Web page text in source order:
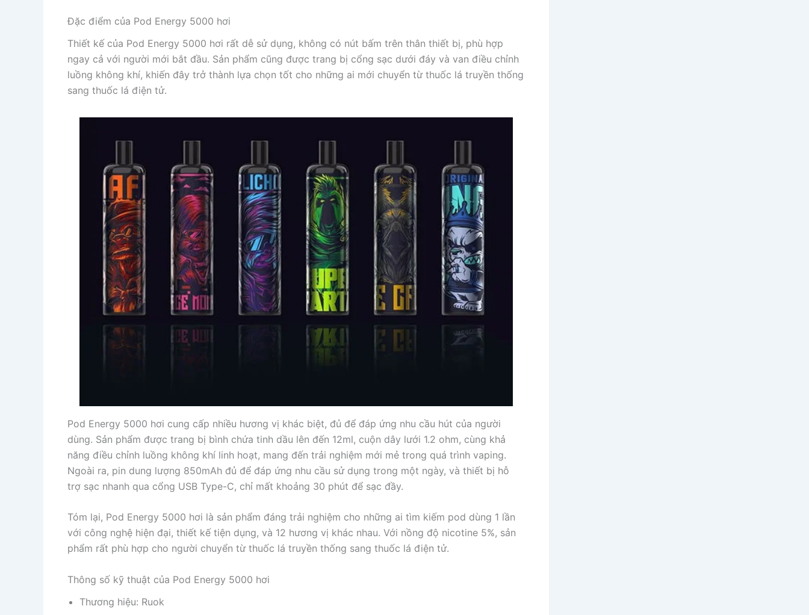
Đặc điểm của Pod Energy 5000 hơi
Thiết kế của Pod Energy 5000 hơi rất dễ sử dụng, không có nút bấm trên thân thiết bị, phù hợp
ngay cả với người mới bắt đầu. Sản phẩm cũng được trang bị cổng sạc dưới đáy và van điều chỉnh
luồng không khí, khiến đây trở thành lựa chọn tốt cho những ai mới chuyển từ thuốc lá truyền thống
sang thuốc lá điện tử.
Pod Energy 5000 hơi cung cấp nhiều hương vị khác biệt, đủ để đáp ứng nhu cầu hút của người
dùng. Sản phẩm được trang bị bình chứa tinh dầu lên đến 12ml, cuộn dây lưới 1.2 ohm, cùng khả
năng điều chỉnh luồng không khí linh hoạt, mang đến trải nghiệm mới mẻ trong quá trình vaping.
Ngoài ra, pin dung lượng 850mAh đủ để đáp ứng nhu cầu sử dụng trong một ngày, và thiết bị hỗ
trợ sạc nhanh qua cổng USB Type-C, chỉ mất khoảng 30 phút để sạc đầy.
Tóm lại, Pod Energy 5000 hơi là sản phẩm đáng trải nghiệm cho những ai tìm kiếm pod dùng 1 lần
với công nghệ hiện đại, thiết kế tiện dụng, và 12 hương vị khác nhau. Với nồng độ nicotine 5%, sản
phẩm rất phù hợp cho người chuyển từ thuốc lá truyền thống sang thuốc lá điện tử.
Thông số kỹ thuật của Pod Energy 5000 hơi
Thương hiệu: Ruok